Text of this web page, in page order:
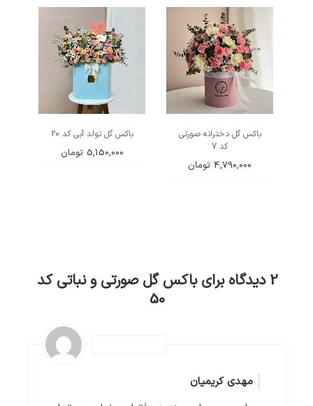
باکس گل تولد آبی کد 20
5,150,000 تومان
باکس گل دخترانه صورتی
کد 7
4,790,000 تومان
2 دیدگاه برای
باکس گل صورتی و نباتی کد
50
مهدی کریمیان